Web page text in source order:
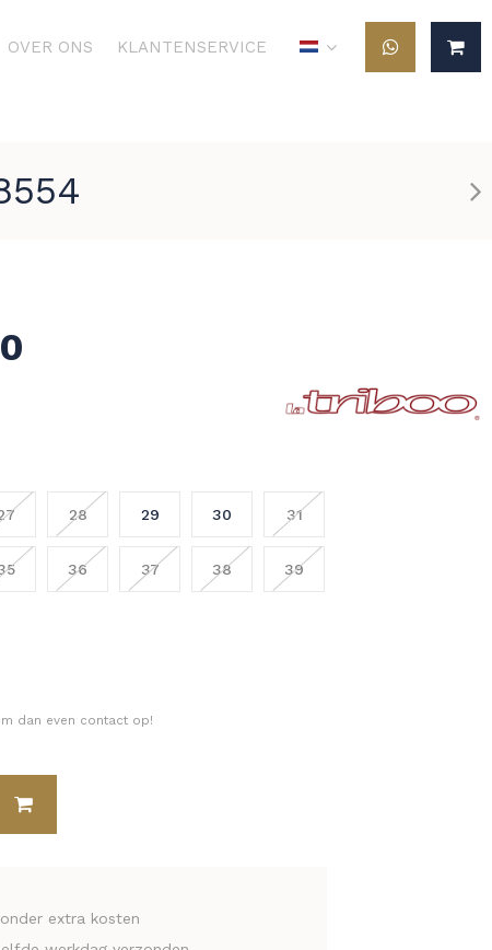
OVER ONS KLANTENSERVICE
28 29 30 31
36 37 38 39
dan even contact op!
extra kosten